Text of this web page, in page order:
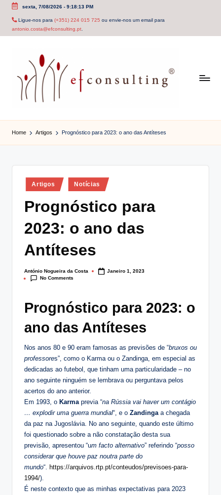
Skip
sexta, 7/08/2026- 9:18:13 PM
Ligue-nos para (+351) 224 015 725 ou envie-nos um email para
antonio.costa@efconsulting.pt.
f
c
o
Home Artigos Prognóstico para 2023: o ano das Antíteses
Posted
in
Artigos Notícias
Prognóstico para
2023: o ano das
Antíteses
Posted
by
António Nogueira da Costa
Janeiro 1, 2023
No Comments
Prognóstico para 2023: o
ano das Antíteses
Nos anos 80 e 90 eram famosas as previsões de “bruxos ou
professores”, como o Karma ou o Zandinga, em especial as
dedicadas ao futebol, que tinham uma particularidade – no
ano seguinte ninguém se lembrava ou perguntava pelos
acertos do ano anterior.
Em 1993, o Karma previa “na Rússia vai haver um contágio
… explodir uma guerra mundial“, e o Zandinga a chegada
da paz na Jugoslávia. No ano seguinte, quando este último
foi questionado sobre a não constatação desta sua
previsão, apresentou “um facto alternativo” referindo “posso
considerar que houve paz noutra parte do
mundo“. https://arquivos.rtp.pt/conteudos/previsoes-para-
1994/).
É neste contexto que as minhas expectativas para 2023